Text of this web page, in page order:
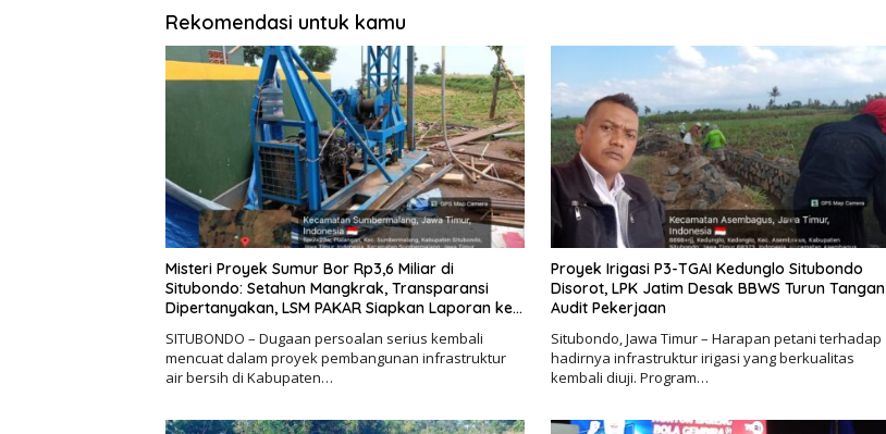
Rekomendasi untuk kamu
Misteri Proyek Sumur Bor Rp3,6 Miliar di
Situbondo: Setahun Mangkrak, Transparansi
Dipertanyakan, LSM PAKAR Siapkan Laporan ke
SITUBONDO – Dugaan persoalan serius kembali
mencuat dalam proyek pembangunan infrastruktur
air bersih di Kabupaten…
Proyek Irigasi P3-TGAI Kedunglo Situbondo
Disorot, LPK Jatim Desak BBWS Turun Tangan
Audit Pekerjaan
Situbondo, Jawa Timur – Harapan petani terhadap
hadirnya infrastruktur irigasi yang berkualitas
kembali diuji. Program…